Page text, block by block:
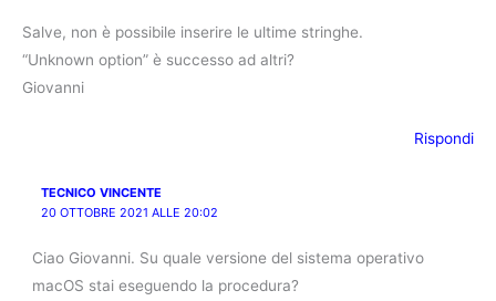
Salve, non è possibile inserire le ultime stringhe.
“Unknown option” è successo ad altri?
Giovanni
Rispondi
TECNICO VINCENTE
20 OTTOBRE 2021 ALLE 20:02
Ciao Giovanni. Su quale versione del sistema operativo
macOS stai eseguendo la procedura?